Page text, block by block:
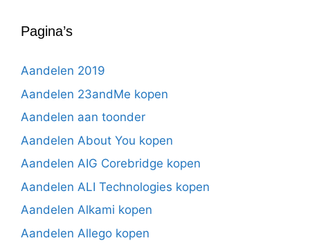
Pagina’s
Aandelen 2019
Aandelen 23andMe kopen
Aandelen aan toonder
Aandelen About You kopen
Aandelen AIG Corebridge kopen
Aandelen ALI Technologies kopen
Aandelen Alkami kopen
Aandelen Allego kopen